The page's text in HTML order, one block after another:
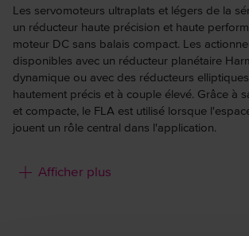
Les servomoteurs ultraplats et légers de la
un réducteur haute précision et haute
moteur DC sans balais compact. Les
disponibles avec un réducteur planétaire
dynamique ou avec des réducteurs
hautement précis et à couple élevé. Grâce à
et compacte, le FLA est utilisé lorsque
jouent un rôle central dans l'application.
Caractéristiques :
Compact et léger
Afficher plus